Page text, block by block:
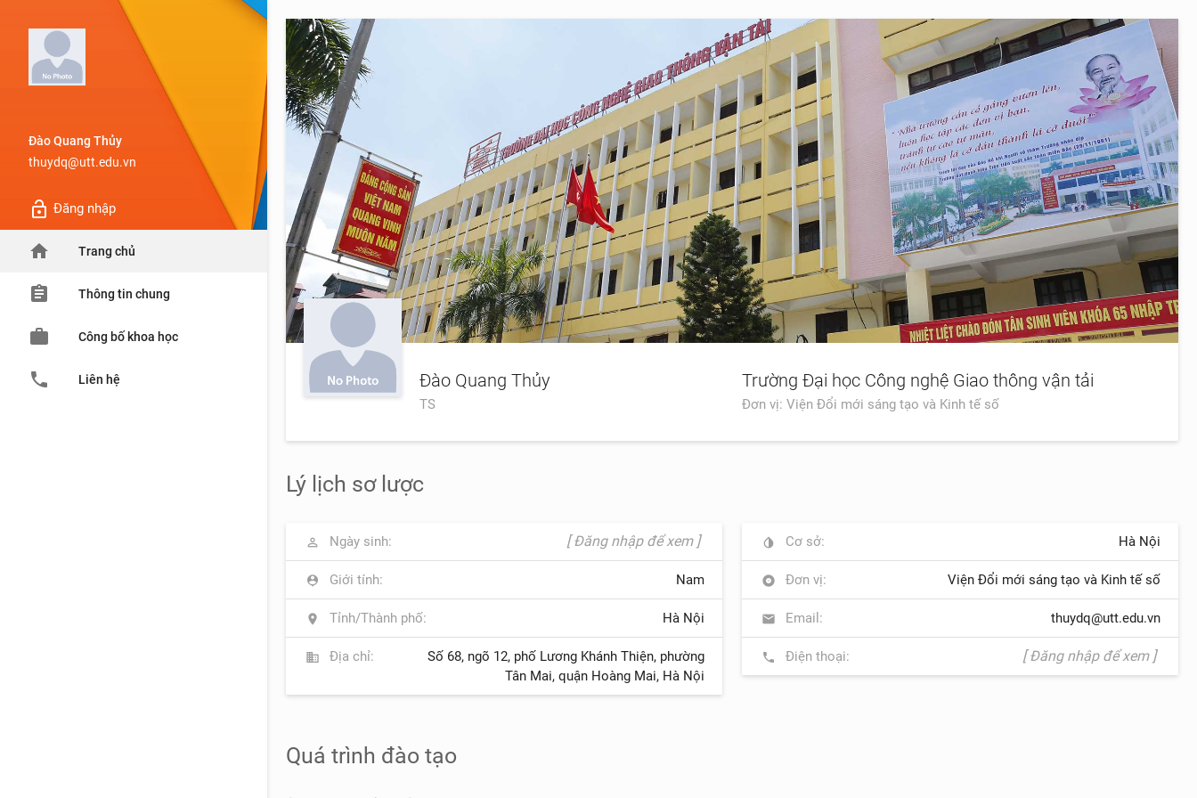
Đào Quang Thủy
thuydq@utt.edu.vn
lock_open Đăng nhập
home Trang chủ
assignment Thông tin chung
work Công bố khoa học
phone Liên hệ Đào Quang Thủy
TS
Trường Đại học Công nghệ Giao thông vận tải
Đơn vị: Viện Đổi mới sáng tạo và Kinh tế số
Lý lịch sơ lược
perm_identity Ngày sinh: [ Đăng nhập để xem ]
person_pin Giới tính: Nam
location_on Tỉnh/Thành phố: Hà Nội
business Địa chỉ:
Số 68, ngõ 12, phố Lương Khánh Thiện, phường
Tân Mai, quận Hoàng Mai, Hà Nội
invert_colors Cơ sở: Hà Nội
album Đơn vị: Viện Đổi mới sáng tạo và Kinh tế số
mail Email: thuydq@utt.edu.vn
phone Điện thoại: [ Đăng nhập để xem ]
Quá trình đào tạo